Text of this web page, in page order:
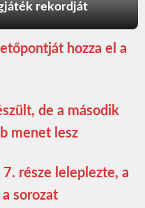
rekordját
hozza el a
de a második
menet lesz
része leleplezte, a
sorozat